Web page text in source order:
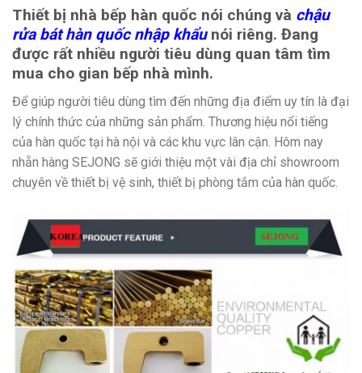
Thiết bị nhà bếp hàn quốc nói chúng và chậu
rửa bát hàn quốc nhập khẩunói riêng. Đang
được rất nhiều người tiêu dùng quan tâm tìm
mua cho gian bếp nhà mình.
Để giúp người tiêu dùng tìm đến những địa điểm uy tín là đại
lý chính thức của những sản phẩm. Thương hiệu nổi tiếng
của hàn quốc tại hà nội và các khu vực lân cận. Hôm nay
nhẵn hàng SEJONG sẽ giới thiệu một vài địa chỉ showroom
chuyên về thiết bị vệ sinh, thiết bị phòng tắm của hàn quốc.